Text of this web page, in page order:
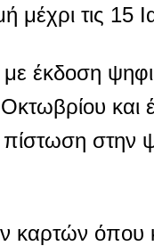
μέχρι τις 15
έκδοση
και
πίστωση
καρτών όπου